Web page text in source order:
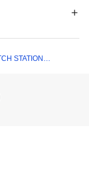
ディストラップ
STATION